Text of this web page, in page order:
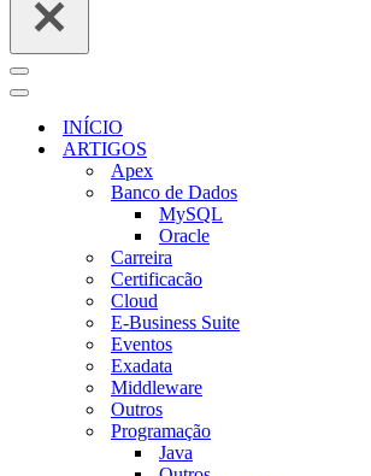
Menu
de
navegação
Menu
navegaçãoINÍCIO
ARTIGOS
Apex
Banco de Dados
MySQL
Oracle
Carreira
Certificacão
Cloud
E-Business Suite
Eventos
Exadata
Middleware
Outros
Programação
Java